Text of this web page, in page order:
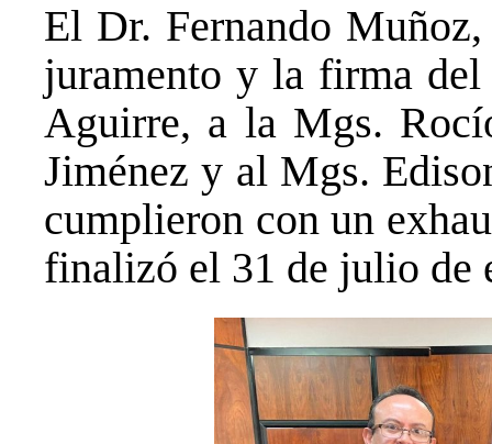
El Dr. Fernando
juramento y la firma
Aguirre, a la Mgs.
Jiménez y al Mgs.
cumplieron con un
finalizó el 31 de julio de